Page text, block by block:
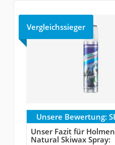
Vergleichssieger
Unsere Bewertung:
Unser Fazit für
Natural Skiwax Spray: